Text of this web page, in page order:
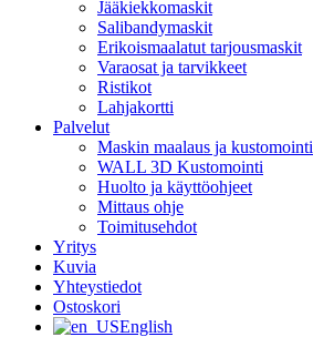
Jääkiekkomaskit
Salibandymaskit
Erikoismaalatut tarjousmaskit
Varaosat ja tarvikkeet
Ristikot
Lahjakortti
Palvelut
Maskin maalaus ja kustomointi
WALL 3D Kustomointi
Huolto ja käyttöohjeet
Mittaus ohje
Toimitusehdot
Yritys
Kuvia
Yhteystiedot
Ostoskori
English